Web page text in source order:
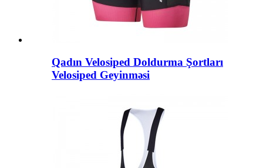
Qadın Velosiped Doldurma Şortları
Velosiped Geyinməsi